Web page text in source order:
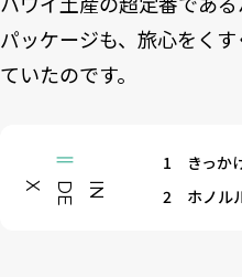
パッケージも、旅心をく
ていたのです。
I
N
D
E
X
1
きっか
2
ホノル